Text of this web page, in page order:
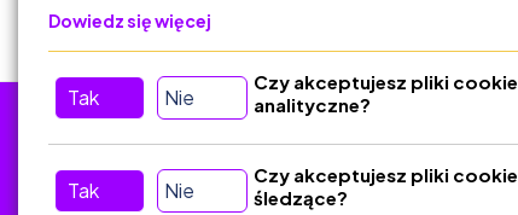
Kontakt
Dowiedz się więcej
Tak Nie
Czy akceptujesz pliki cookie
analityczne?
Tak Nie
Czy akceptujesz pliki cookie
śledzące?